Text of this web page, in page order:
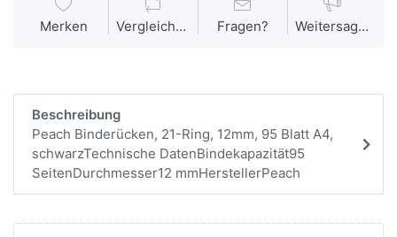
Merken Vergleichen Fragen? Weitersagen
Beschreibung
Peach Binderücken, 21-Ring, 12mm, 95 Blatt A4,
schwarzTechnische DatenBindekapazität95
SeitenDurchmesser12 mmHerstellerPeach